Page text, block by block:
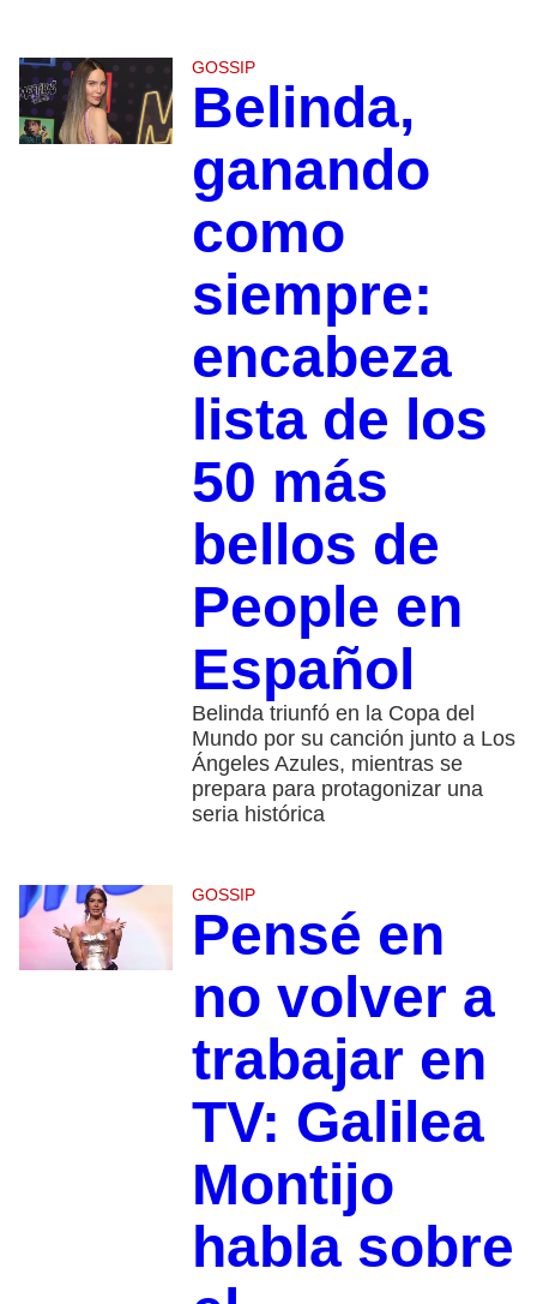
GOSSIP
Belinda,
ganando
como
siempre:
encabeza
lista de los
50 más
bellos de
People en
Español
Belinda triunfó en la Copa del
Mundo por su canción junto a Los
Ángeles Azules, mientras se
prepara para protagonizar una
seria histórica
GOSSIP
Pensé en
no volver a
trabajar en
TV: Galilea
Montijo
habla sobre